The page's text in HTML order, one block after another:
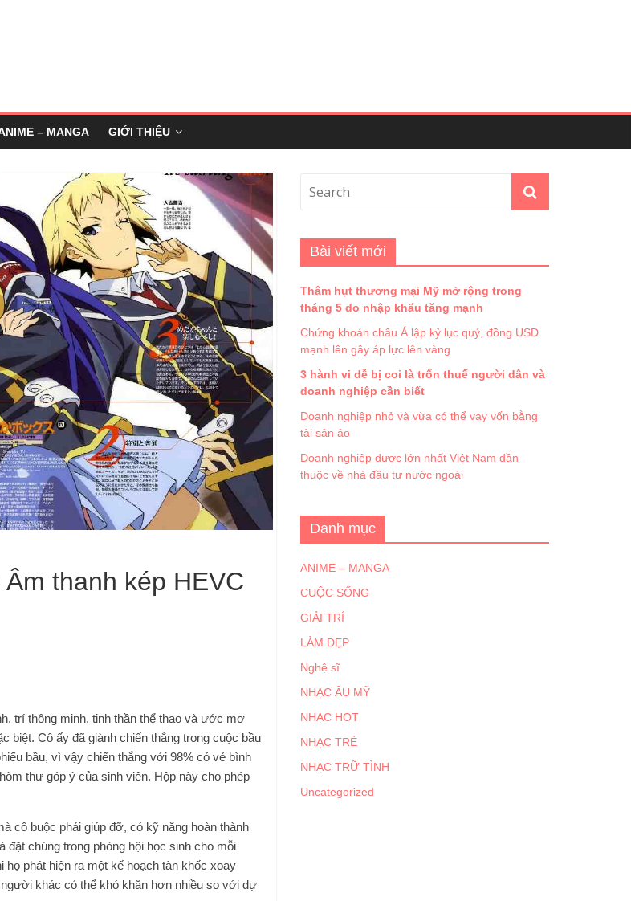
– MANGA GIỚI THIỆU
thanh kép HEVC
trí thông minh, tinh thần thể thao và ước mơ
biệt. Cô ấy đã giành chiến thắng trong cuộc bầu
bầu, vì vậy chiến thắng với 98% có vẻ bình
thư góp ý của sinh viên. Hộp này cho phép
cô buộc phải giúp đỡ, có kỹ năng hoàn thành
chúng trong phòng hội học sinh cho mỗi
phát hiện ra một kế hoạch tàn khốc xoay
khác có thể khó khăn hơn nhiều so với dự
Bài viết mới
Thâm hụt thương mại Mỹ mở rộng trong
tháng 5 do nhập khẩu tăng mạnh
Chứng khoán châu Á lập kỷ lục quý, đồng USD
mạnh lên gây áp lực lên vàng
3 hành vi dễ bị coi là trốn thuế người dân và
doanh nghiệp cần biết
Doanh nghiệp nhỏ và vừa có thể vay vốn bằng
tài sản ảo
Doanh nghiệp dược lớn nhất Việt Nam dần
thuộc về nhà đầu tư nước ngoài
Danh mục
ANIME – MANGA
CUỘC SỐNG
GIẢI TRÍ
LÀM ĐẸP
Nghệ sĩ
NHẠC ÂU MỸ
NHẠC HOT
NHẠC TRẺ
NHẠC TRỮ TÌNH
Uncategorized